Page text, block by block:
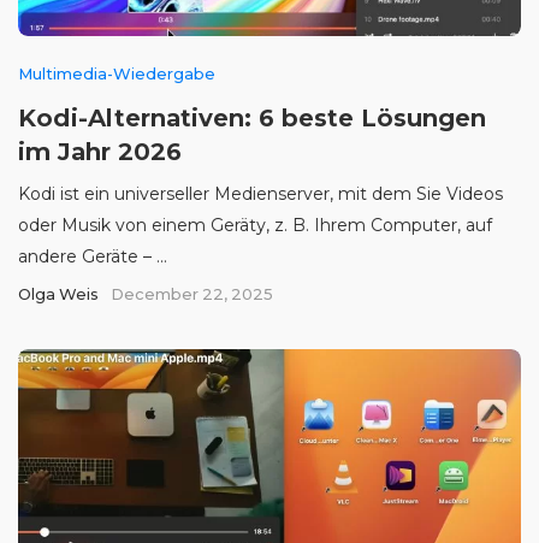
Multimedia-Wiedergabe
Kodi-Alternativen: 6 beste Lösungen
im Jahr 2026
Kodi ist ein universeller Medienserver, mit dem Sie Videos
oder Musik von einem Gerätу, z. B. Ihrem Computer, auf
andere Geräte – ...
Olga Weis December 22, 2025